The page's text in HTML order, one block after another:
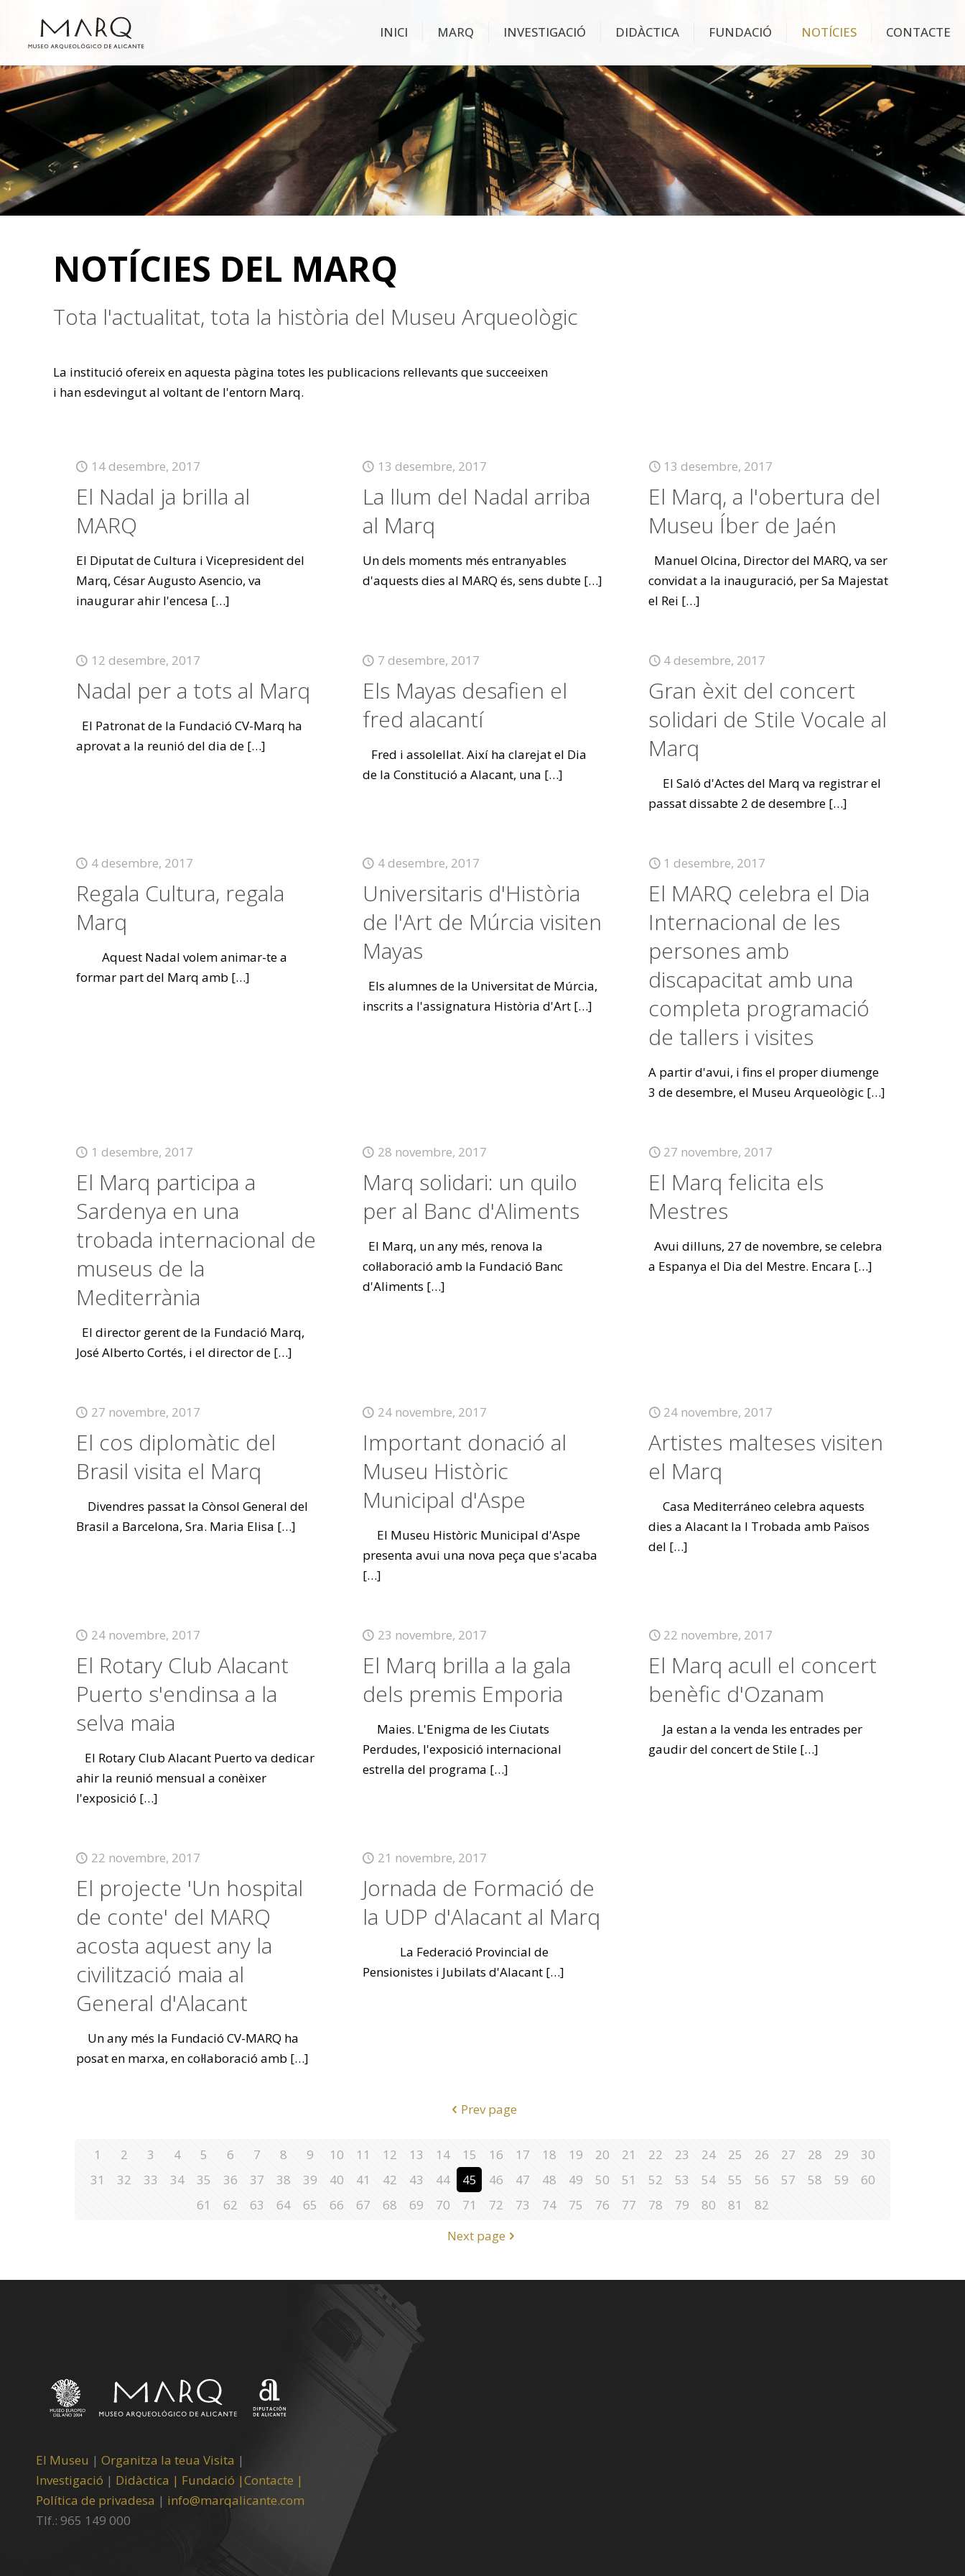
INICI MARQ INVESTIGACIÓ DIDÀCTICA FUNDACIÓ NOTÍCIES CONTACTE
NOTÍCIES DEL MARQ
Tota l'actualitat, tota la història del Museu Arqueològic
La institució ofereix en aquesta pàgina totes les publicacions rellevants que succeeixen
i han esdevingut al voltant de l'entorn Marq.
14 desembre, 2017
El Nadal ja brilla al
MARQ
El Diputat de Cultura i Vicepresident del
Marq, César Augusto Asencio, va
inaugurar ahir l'encesa […]
13 desembre, 2017
La llum del Nadal arriba
al Marq
Un dels moments més entranyables
d'aquests dies al MARQ és, sens dubte[…]
13 desembre, 2017
El Marq, a l'obertura del
Museu Íber de Jaén
Manuel Olcina, Director del MARQ, va ser
convidat a la inauguració, per Sa Majestat
el Rei […]
12 desembre, 2017
Nadal per a tots al Marq
El Patronat de la Fundació CV-Marq ha
aprovat a la reunió del dia de[…]
7 desembre, 2017
Els Mayas desafien el
fred alacantí
Fred i assolellat. Així ha clarejat el Dia
de la Constitució a Alacant, una […]
4 desembre, 2017
Gran èxit del concert
solidari de Stile Vocale al
Marq
El Saló d'Actes del Marq va registrar el
passat dissabte 2 de desembre […]
4 desembre, 2017
Regala Cultura, regala
Marq
Aquest Nadal volem animar-te a
formar part del Marq amb […]
4 desembre, 2017
Universitaris d'Història
de l'Art de Múrcia visiten
Mayas
Els alumnes de la Universitat de Múrcia,
inscrits a l'assignatura Història d'Art[…]
1 desembre, 2017
El MARQ celebra el Dia
Internacional de les
persones amb
discapacitat amb una
completa programació
de tallers i visites
A partir d'avui, i fins el proper diumenge
3 de desembre, el Museu Arqueològic […]
1 desembre, 2017
El Marq participa a
Sardenya en una
trobada internacional de
museus de la
Mediterrània
El director gerent de la Fundació Marq,
José Alberto Cortés, i el director de[…]
28 novembre, 2017
Marq solidari: un quilo
per al Banc d'Aliments
El Marq, un any més, renova la
col·laboració amb la Fundació Banc
d'Aliments […]
27 novembre, 2017
El Marq felicita els
Mestres
Avui dilluns, 27 de novembre, se celebra
a Espanya el Dia del Mestre. Encara […]
27 novembre, 2017
El cos diplomàtic del
Brasil visita el Marq
Divendres passat la Cònsol General del
Brasil a Barcelona, Sra. Maria Elisa […]
24 novembre, 2017
Important donació al
Museu Històric
Municipal d'Aspe
El Museu Històric Municipal d'Aspe
presenta avui una nova peça que s'acaba
[…]
24 novembre, 2017
Artistes malteses visiten
el Marq
Casa Mediterráneo celebra aquests
dies a Alacant la I Trobada amb Països
del […]
24 novembre, 2017
El Rotary Club Alacant
Puerto s'endinsa a la
selva maia
El Rotary Club Alacant Puerto va dedicar
ahir la reunió mensual a conèixer
l'exposició […]
23 novembre, 2017
El Marq brilla a la gala
dels premis Emporia
Maies. L'Enigma de les Ciutats
Perdudes, l'exposició internacional
estrella del programa […]
22 novembre, 2017
El Marq acull el concert
benèfic d'Ozanam
Ja estan a la venda les entrades per
gaudir del concert de Stile […]
22 novembre, 2017
El projecte 'Un hospital
de conte' del MARQ
acosta aquest any la
civilització maia al
General d'Alacant
Un any més la Fundació CV-MARQ ha
posat en marxa, en col·laboració amb […]
21 novembre, 2017
Jornada de Formació de
la UDP d'Alacant al Marq
La Federació Provincial de
Pensionistes i Jubilats d'Alacant[…]
Prev page
1 2 3 4 5 6 7 8 9 10 11 12 13 14 15 16 17 18 19 20 21 22 23 24 25 26 27 28 29
30
31
32 33 34 35 36 37 38 39 40 41 42 43 44 45 46 47 48 49 50 51 52 53 54 55 56 57 58 59
60
61
62 63 64 65 66 67 68 69 70 71 72 73 74 75 76 77 78 79 80 81
82
Next page
El Museu | Organitza la teua Visita |
Investigació | Didàctica | Fundació |Contacte |
Política de privadesa | info@marqalicante.com
Tlf.: 965 149 000